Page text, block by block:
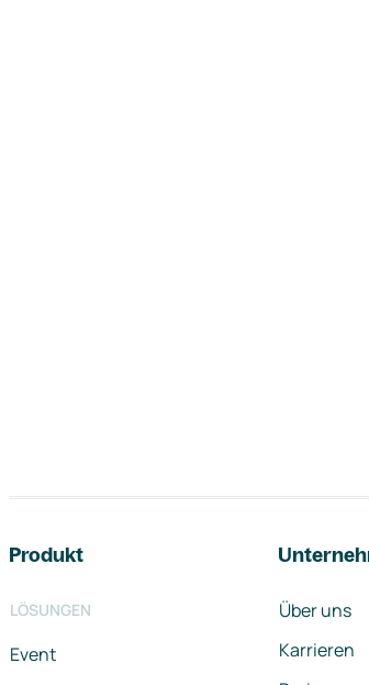
Produkt
LÖSUNGEN
Event
Über uns
Karrieren